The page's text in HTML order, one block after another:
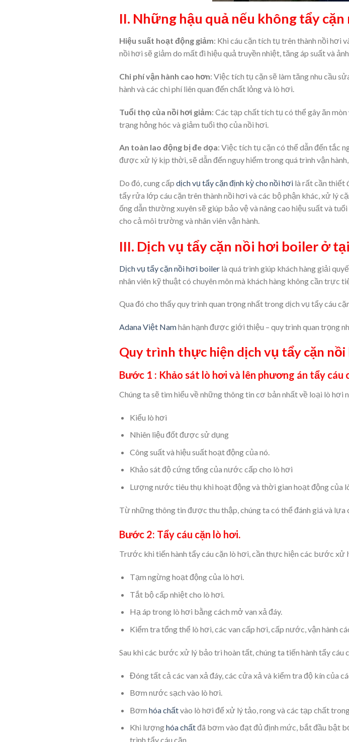
II. Những hậu quả nếu không tẩy
Hiệu suất hoạt động giảm: Khi cáu cặn tích tụ trên thành nồi hơi
nồi hơi sẽ giảm do mất đi hiệu quả truyền nhiệt, tăng áp suất và
Chi phí vận hành cao hơn: Việc tích tụ cặn sẽ làm tăng nhu cầu
hành và các chi phí liên quan đến chất lỏng và lò hơi.
Tuổi thọ của nồi hơi giảm: Các tạp chất tích tụ có thể gây ăn
trạng hỏng hóc và giảm tuổi thọ của nồi hơi.
An toàn lao động bị đe dọa: Việc tích tụ cặn có thể dẫn đến tắc
được xử lý kịp thời, sẽ dẫn đến nguy hiểm trong quá trình vận
Do đó, cung cấp dịch vụ tẩy cặn định kỳ cho nồi hơi là rất cần thiết
tẩy rửa lớp cáu cặn trên thành nồi hơi và các bộ phận khác, xử lý
ống dẫn thường xuyên sẽ giúp bảo vệ và nâng cao hiệu suất và
cho cả môi trường và nhân viên vận hành.
III. Dịch vụ tẩy cặn nồi hơi boiler ở
Dịch vụ tẩy cặn nồi hơi boiler là quá trình giúp khách hàng giải
nhân viên kỹ thuật có chuyên môn mà khách hàng không cần trực
Qua đó cho thấy quy trình quan trọng nhất trong dịch vụ tẩy cáu
Adana Việt Namhân hạnh được giới thiệu – quy trình quan trọng
Quy trình thực hiện dịch vụ tẩy cặn
Bước 1 : Khảo sát lò hơi và lên phương án tẩy cáu
Chúng ta sẽ tìm hiểu về những thông tin cơ bản nhất về loại lò hơi
Kiểu lò hơi
Nhiên liệu đốt được sử dụng
Công suất và hiệu suất hoạt động của nó.
Khảo sát độ cứng tổng của nước cấp cho lò hơi
Lượng nước tiêu thụ khi hoạt động và thời gian hoạt động của
Từ những thông tin được thu thập, chúng ta có thể đánh giá và lựa
Bước 2: Tẩy cáu cặn lò hơi.
Trước khi tiến hành tẩy cáu cặn lò hơi, cần thực hiện các bước xử
Tạm ngừng hoạt động của lò hơi.
Tắt bộ cấp nhiệt cho lò hơi.
Hạ áp trong lò hơi bằng cách mở van xả đáy.
Kiểm tra tổng thể lò hơi, các van cấp hơi, cấp nước, vận hành
Sau khi các bước xử lý bảo trì hoàn tất, chúng ta tiến hành tẩy cáu
Đóng tất cả các van xả đáy, các cửa xả và kiểm tra độ kín của
Bơm nước sạch vào lò hơi.
Bơm hóa chấtvào lò hơi để xử lý tảo, rong và các tạp chất
Khi lượnghóa chấtđã bơm vào đạt đủ định mức, bắt đầu bật
trình tẩy cáu cặn.